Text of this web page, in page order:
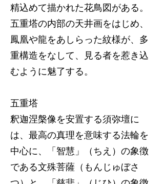
精込めて描かれた花鳥図がある。
五重塔の内部の天井画をはじめ、
鳳凰や龍をあしらった紋様が、多
重構造をなして、見る者を惹き込
むように魅了する。
五重塔
釈迦涅槃像を安置する須弥壇に
は、最高の真理を意味する法輪を
中心に、「智慧」（ちえ）の象徴
である文殊菩薩（もんじゅぼさ